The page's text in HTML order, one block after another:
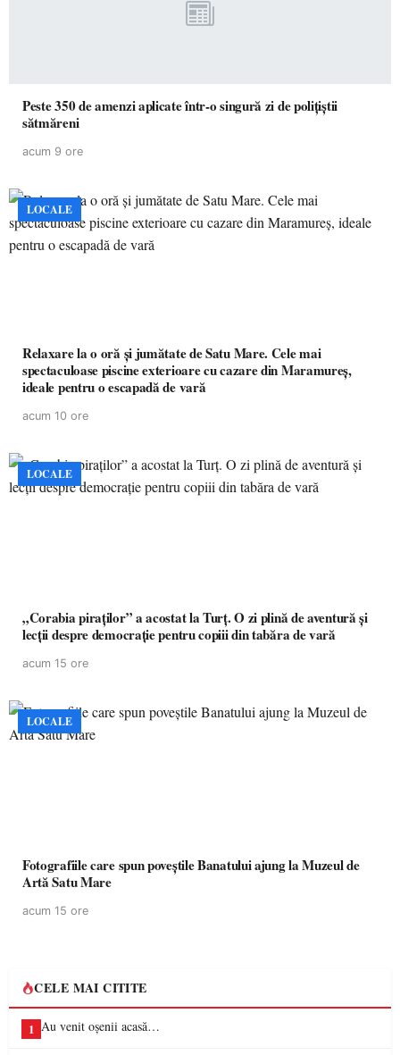
Peste 350 de amenzi aplicate într-o singură zi de polițiștii
sătmăreni
acum 9 ore
LOCALE
Relaxare la o oră și jumătate de Satu Mare. Cele mai
spectaculoase piscine exterioare cu cazare din Maramureș,
ideale pentru o escapadă de vară
acum 10 ore
LOCALE
„Corabia piraților” a acostat la Turț. O zi plină de aventură și
lecții despre democrație pentru copiii din tabăra de vară
acum 15 ore
LOCALE
Fotografiile care spun poveștile Banatului ajung la Muzeul de
Artă Satu Mare
acum 15 ore
CELE MAI CITITE
1 Au venit oșenii acasă…